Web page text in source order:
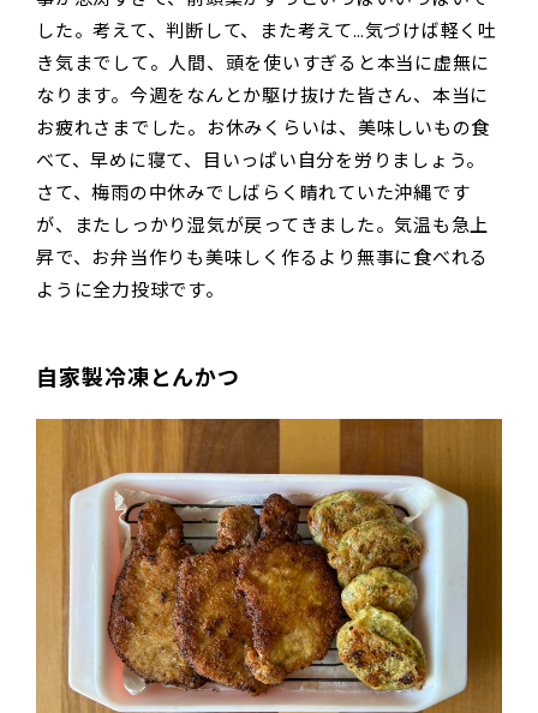
した。考えて、判断して、また考えて…気づけば軽く吐
き気までして。人間、頭を使いすぎると本当に虚無に
なります。今週をなんとか駆け抜けた皆さん、本当に
お疲れさまでした。お休みくらいは、美味しいもの食
べて、早めに寝て、目いっぱい自分を労りましょう。
さて、梅雨の中休みでしばらく晴れていた沖縄です
が、またしっかり湿気が戻ってきました。気温も急上
昇で、お弁当作りも美味しく作るより無事に食べれる
ように全力投球です。
自家製冷凍とんかつ